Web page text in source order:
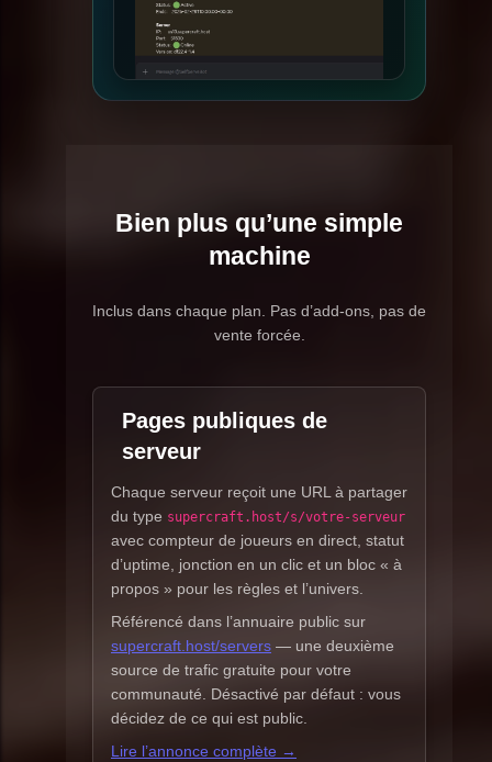
Bien plus qu’une simple
machine
Inclus dans chaque plan. Pas d’add-ons, pas de
vente forcée.
Pages publiques de
serveur
Chaque serveur reçoit une URL à partager
du type supercraft.host/s/votre-serveur
avec compteur de joueurs en direct, statut
d’uptime, jonction en un clic et un bloc « à
propos » pour les règles et l’univers.
Référencé dans l’annuaire public sur
supercraft.host/servers — une deuxième
source de trafic gratuite pour votre
communauté. Désactivé par défaut : vous
décidez de ce qui est public.
Lire l’annonce complète →